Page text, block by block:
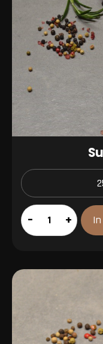
Sucadelappen
aantal
– +